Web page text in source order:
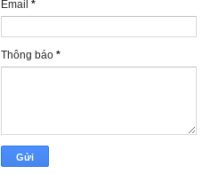
Email *
Thông báo *